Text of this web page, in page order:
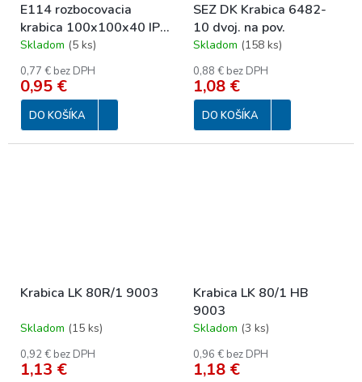
E114 rozbocovacia
krabica 100x100x40 IP
54
Skladom (5 ks)
0,77 € bez DPH
0,95 €
DO KOŠÍKA
SEZ DK Krabica 6482-
10 dvoj. na pov.
Skladom (158 ks)
0,88 € bez DPH
1,08 €
DO KOŠÍKA
Krabica LK 80R/1 9003
Skladom (15 ks)
0,92 € bez DPH
1,13 €
Krabica LK 80/1 HB
9003
Skladom (3 ks)
0,96 € bez DPH
1,18 €